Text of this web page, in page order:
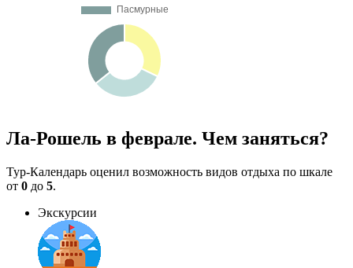
Ла-Рошель в феврале. Чем заняться?
Тур-Календарь оценил возможность видов отдыха по шкале
от 0 до 5.
Экскурсии